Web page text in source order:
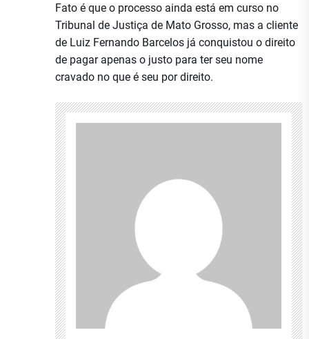
Fato é que o processo ainda está em curso no
Tribunal de Justiça de Mato Grosso, mas a cliente
de Luiz Fernando Barcelos já conquistou o direito
de pagar apenas o justo para ter seu nome
cravado no que é seu por direito.